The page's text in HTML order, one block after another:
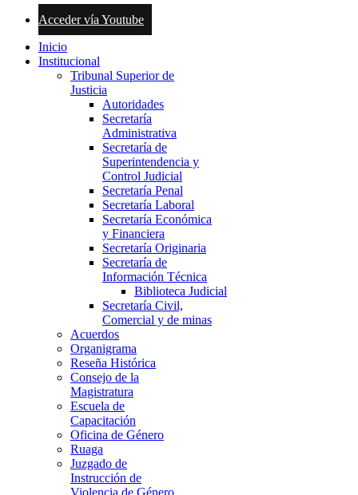
Acceder vía Youtube
Inicio
Institucional
Tribunal Superior de
Justicia
Autoridades
Secretaría
Administrativa
Secretaría de
Superintendencia y
Control Judicial
Secretaría Penal
Secretaría Laboral
Secretaría Económica
y Financiera
Secretaría Originaria
Secretaría de
Información Técnica
Biblioteca Judicial
Secretaría Civil,
Comercial y de minas
Acuerdos
Organigrama
Reseña Histórica
Consejo de la
Magistratura
Escuela de
Capacitación
Oficina de Género
Ruaga
Juzgado de
Instrucción de
Violencia de Género